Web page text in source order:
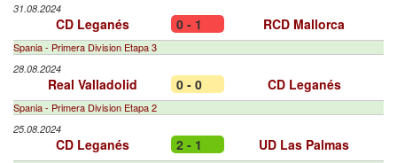
31.08.2024
CD Leganés 0 - 1 RCD Mallorca
Spania - Primera Division Etapa 3
28.08.2024
Real Valladolid 0 - 0 CD Leganés
Spania - Primera Division Etapa 2
25.08.2024
CD Leganés 2 - 1 UD Las Palmas